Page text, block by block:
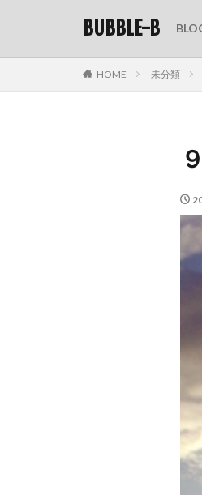
BUBBLE-B
HOME 未分類